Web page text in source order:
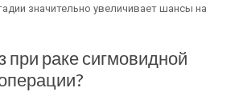
значительно увеличивает шансы на
при раке сигмовидной